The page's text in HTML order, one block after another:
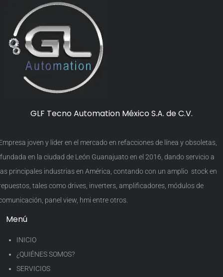
GLF Tecno Automation México S.A. de C.V.
joven y líder en el mercado en refacciones de línea y obsoletas,
en la ciudad de León Guanajuato en el 2016, dando servicio a
principales industrias en América, contando con un amplio stock en
tales como drives, inverters, amplificadores, módulos de
panel view, hmi entre otros.
Menú
INICIO
¿QUIÉNES SOMOS?
SERVICIOS